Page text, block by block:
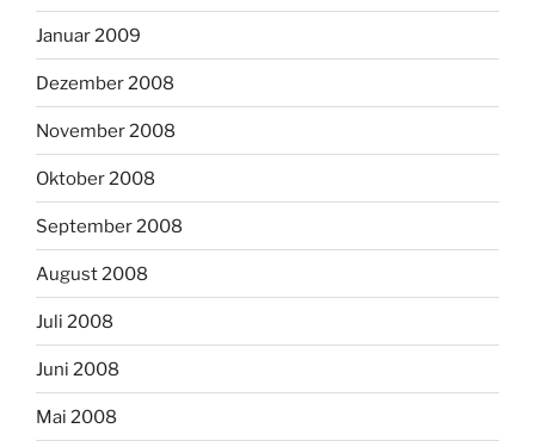
Januar 2009
Dezember 2008
November 2008
Oktober 2008
September 2008
August 2008
Juli 2008
Juni 2008
Mai 2008